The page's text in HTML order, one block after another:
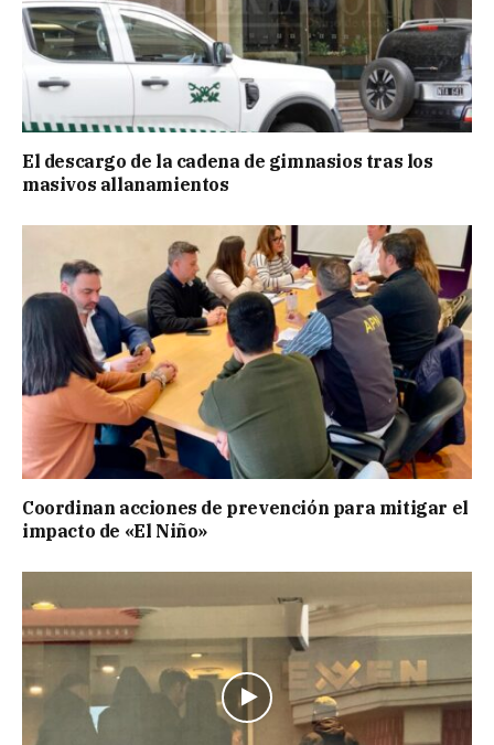
El descargo de la cadena de gimnasios tras los
masivos allanamientos
Coordinan acciones de prevención para mitigar el
impacto de «El Niño»